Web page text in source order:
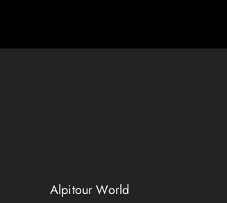
Alpitour World